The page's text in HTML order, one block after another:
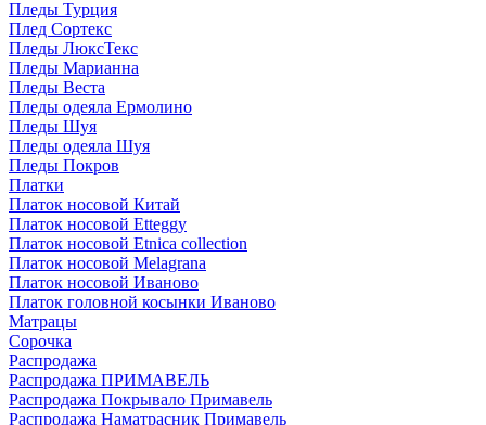
Пледы Турция
Плед Сортекс
Пледы ЛюксТекс
Пледы Марианна
Пледы Веста
Пледы одеяла Ермолино
Пледы Шуя
Пледы одеяла Шуя
Пледы Покров
Платки
Платок носовой Китай
Платок носовой Etteggy
Платок носовой Etnica collection
Платок носовой Melagrana
Платок носовой Иваново
Платок головной косынки Иваново
Матрацы
Сорочка
Распродажа
Распродажа ПРИМАВЕЛЬ
Распродажа Покрывало Примавель
Распродажа Наматрасник Примавель